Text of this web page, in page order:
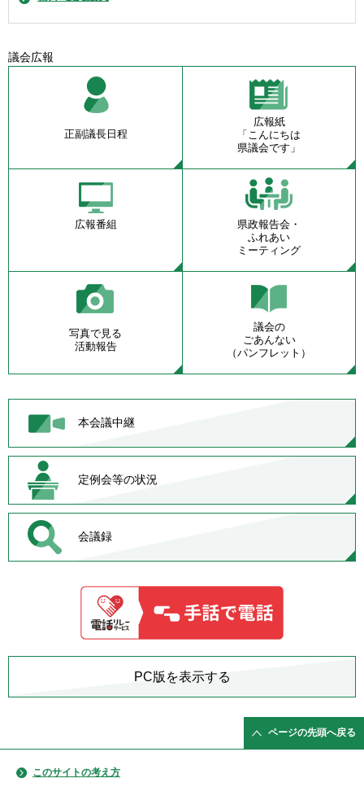
議会広報
正副議長日程
広報紙
「こんにちは
県議会です」
広報番組
県政報告会・
ふれあい
ミーティング
写真で見る
活動報告
議会の
ごあんない
（パンフレット）
本会議中継
定例会等の状況
会議録
PC版を表示する
ページの先頭へ戻る
このサイトの考え方